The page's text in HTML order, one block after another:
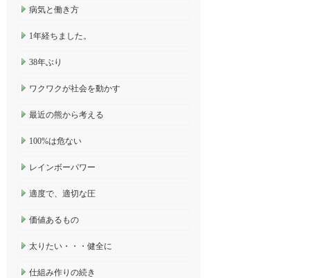
病気と働き方
1年経ちました。
38年ぶり
ワクワクが社会を動かす
最近の熊から考える
100%は危ない
レインボーパワー
適度で、適切な圧
価値あるもの
太りたい・・・健全に
仕組み作りの続き